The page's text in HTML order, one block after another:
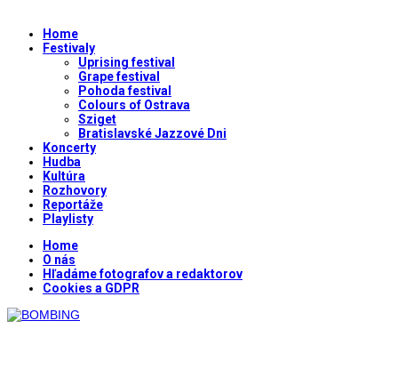
Home
Festivaly
Uprising festival
Grape festival
Pohoda festival
Colours of Ostrava
Sziget
Bratislavské Jazzové Dni
Koncerty
Hudba
Kultúra
Rozhovory
Reportáže
Playlisty
Home
O nás
Hľadáme fotografov a redaktorov
Cookies a GDPR